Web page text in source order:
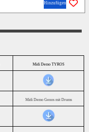
Hinzufügen
Midi Demo TYROS
Midi Demo Genos mit Drums